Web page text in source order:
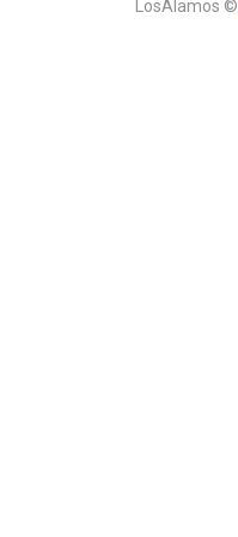
LosAlamos ©